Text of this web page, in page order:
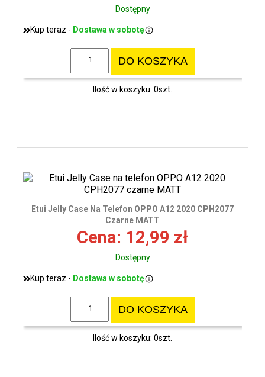
Dostępny
Kup teraz - Dostawa w sobotę
DO KOSZYKA
Ilość w koszyku: 0szt.
Etui Jelly Case Na Telefon OPPO A12 2020 CPH2077
Czarne MATT
Cena: 12,99 zł
Dostępny
Kup teraz - Dostawa w sobotę
DO KOSZYKA
Ilość w koszyku: 0szt.